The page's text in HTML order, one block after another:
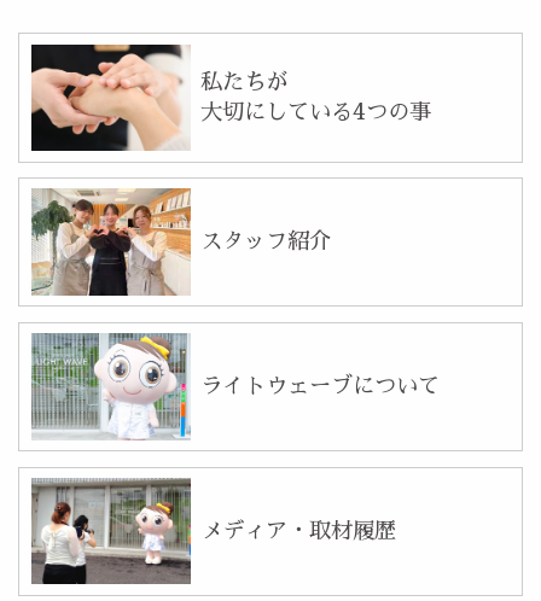
私たちが
大切にしている4つの事
スタッフ紹介
ライトウェーブについて
メディア・取材履歴